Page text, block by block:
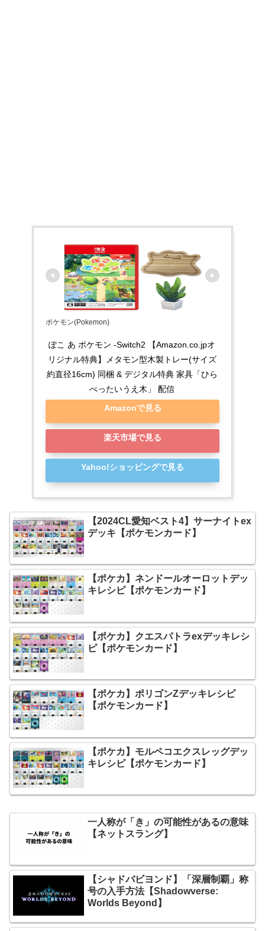
ポケモン(Pokemon)
ぽこ あ ポケモン -Switch2 【Amazon.co.jpオ
リジナル特典】メタモン型木製トレー(サイズ
約直径16cm) 同梱 & デジタル特典 家具「ひら
べったいうえ木」 配信
Amazonで見る
楽天市場で見る
Yahoo!ショッピングで見る
【2024CL愛知ベスト4】サーナイトex
デッキ【ポケモンカード】
【ポケカ】ネンドールオーロットデッ
キレシピ【ポケモンカード】
【ポケカ】クエスパトラexデッキレシ
ピ【ポケモンカード】
【ポケカ】ポリゴンZデッキレシピ
【ポケモンカード】
【ポケカ】モルペコエクスレッグデッ
キレシピ【ポケモンカード】
一人称が「き」の可能性があるの意味
【ネットスラング】
【シャドバビヨンド】「深層制覇」称
号の入手方法【Shadowverse:
Worlds Beyond】